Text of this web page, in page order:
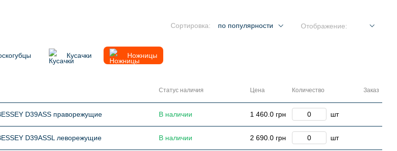
Сортировка: по популярности Отображение:
Кусачки Ножницы
Статус наличия Цена Количество Заказ
D39ASS праворежущие В наличии 1 460.0 грн шт
D39ASSL леворежущие В наличии 2 690.0 грн шт